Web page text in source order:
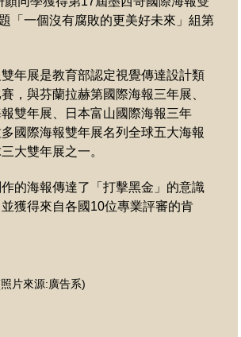
「一個沒有腐敗的更美好未來」組第
年展是教育部認定視覺傳達設計類
，與芬蘭拉赫第國際海報三年展、
雙年展、日本富山國際海報三年
國際海報雙年展名列全球五大海報
大雙年展之一。
作的海報傳達了「打擊黑金」的意識
獲得來自各國10位專業評審的肯
片來源:廣告系)